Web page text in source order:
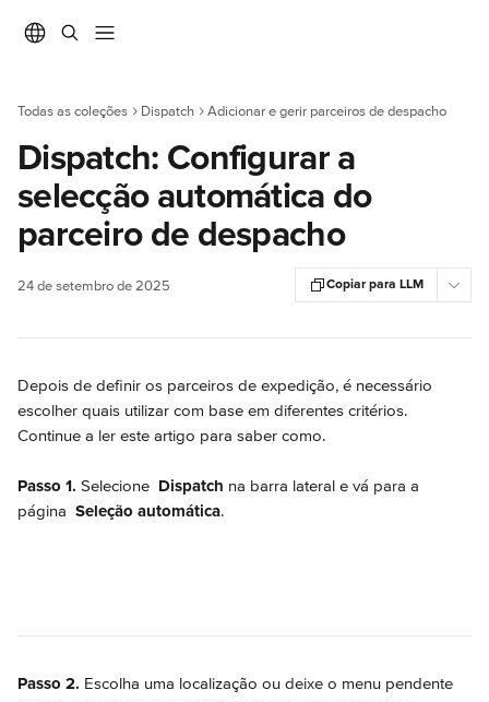
Todas as coleções Dispatch Adicionar e gerir parceiros de despacho
Dispatch: Configurar a
selecção automática do
parceiro de despacho
24 de setembro de 2025 Copiar para LLM
Depois de definir os parceiros de expedição, é necessário
escolher quais utilizar com base em diferentes critérios.
Continue a ler este artigo para saber como.
Passo 1. Selecione Dispatch na barra lateral e vá para a
página Seleção automática.
Passo 2. Escolha uma localização ou deixe o menu pendente